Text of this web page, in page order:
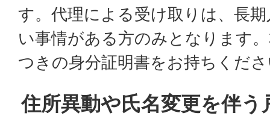
す。代理による受け取りは、長
い事情がある方のみとなります
つきの身分証明書をお持ちくだ
住所異動や氏名変更を伴